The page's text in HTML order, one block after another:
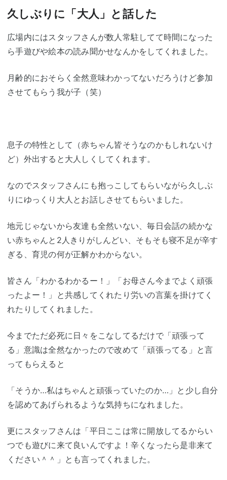
久しぶりに「大人」と話した
広場内にはスタッフさんが数人常駐してて時間になった
ら手遊びや絵本の読み聞かせなんかをしてくれました。
月齢的におそらく全然意味わかってないだろうけど参加
させてもらう我が子（笑）
息子の特性として（赤ちゃん皆そうなのかもしれないけ
ど）外出すると大人しくしてくれます。
なのでスタッフさんにも抱っこしてもらいながら久しぶ
りにゆっくり大人とお話しさせてもらいました。
地元じゃないから友達も全然いない、毎日会話の続かな
い赤ちゃんと2人きりがしんどい、そもそも寝不足が辛す
ぎる、育児の何が正解かわからない。
皆さん「わかるわかるー！」「お母さん今までよく頑張
ったよー！」と共感してくれたり労いの言葉を掛けてく
れたりしてくれました。
今までただ必死に日々をこなしてるだけで「頑張って
る」意識は全然なかったので改めて「頑張ってる」と言
ってもらえると
「そうか…私はちゃんと頑張っていたのか…」と少し自分
を認めてあげられるような気持ちになれました。
更にスタッフさんは「平日ここは常に開放してるからい
つでも遊びに来て良いんですよ！辛くなったら是非来て
ください＾＾」とも言ってくれました。